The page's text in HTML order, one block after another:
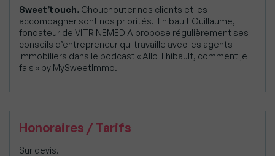
Sweet’touch. Chouchouter nos clients et les
accompagner sont nos priorités. Thibault Guillaume,
fondateur de VITRINEMEDIA propose régulièrement ses
conseils d’entrepreneur qui travaille avec les agents
immobiliers dans le podcast « Allo Thibault, comment je
fais » by MySweetImmo.
Honoraires / Tarifs
Sur devis.